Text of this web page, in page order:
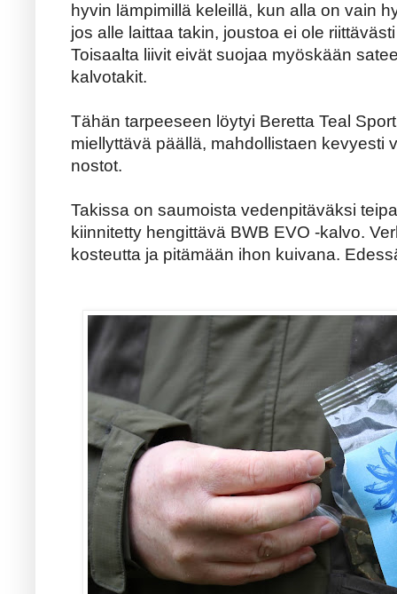
hyvin lämpimillä keleillä, kun alla on vain
jos alle laittaa takin, joustoa ei ole
Toisaalta liivit eivät suojaa myöskään
kalvotakit.
Tähän tarpeeseen löytyi Beretta Teal
miellyttävä päällä, mahdollistaen kevyesti
nostot.
Takissa on saumoista vedenpitäväksi
kiinnitetty hengittävä BWB EVO -kalvo.
kosteutta ja pitämään ihon kuivana.